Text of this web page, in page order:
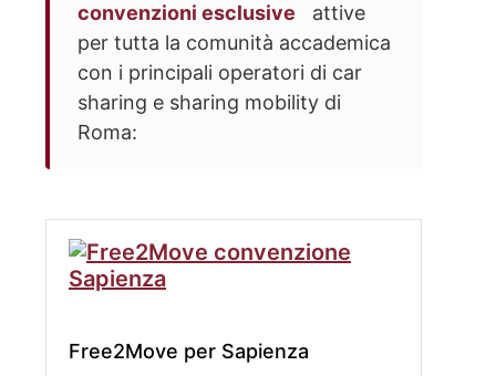
convenzioni esclusive
attive
per tutta la comunità accademica
con i principali operatori di car
sharing e sharing mobility di
Roma:
Free2Move per Sapienza